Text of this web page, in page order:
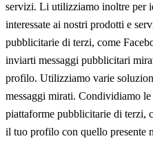
servizi. Li utilizziamo inoltre per
interessate ai nostri prodotti e
pubblicitarie di terzi, come
inviarti messaggi pubblicitari
profilo. Utilizziamo varie
messaggi mirati. Condividiamo
piattaforme pubblicitarie di terzi,
il tuo profilo con quello presente